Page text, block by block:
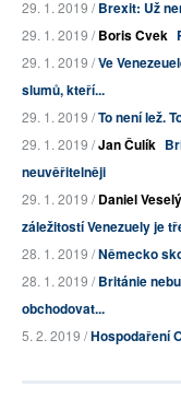
29. 1. 2019 /Brexit: Už
29. 1. 2019 /Boris Cvek
29. 1. 2019 /Ve
slumů, kteří...
29. 1. 2019 /To není lež.
29. 1. 2019 /Jan Čulík
neuvěřitelněji
29. 1. 2019 /Daniel Veselý
záležitostí Venezuely je
28. 1. 2019 /Německo
28. 1. 2019 /Británie
obchodovat...
5. 2. 2019 /Hospodaření